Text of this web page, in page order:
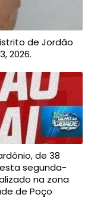
de Jordão
2026.
de 38
segunda-
na zona
de Poço